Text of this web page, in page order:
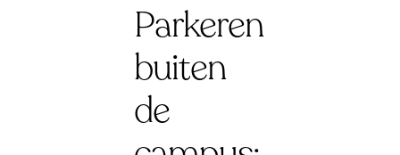
Parkeren
buiten
de